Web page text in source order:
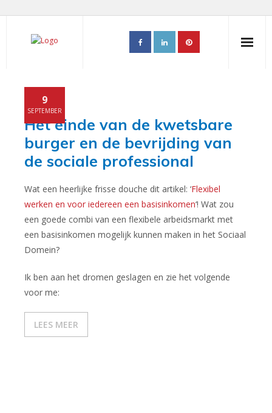
PALADIN aanpak
- PALADIN inclusive voor Gemeenten
- PALADIN executive
- PALADIN professional
- PALADIN peer power
Blog
Over Nolitha
Het einde van de kwetsbare
burger en de bevrijding van
de sociale professional
9
SEPTEMBER
Wat een heerlijke frisse douche dit artikel: ‘Flexibel
werken en voor iedereen een basisinkomen‘! Wat zou
een goede combi van een flexibele arbeidsmarkt met
een basisinkomen mogelijk kunnen maken in het Sociaal
Domein?
Ik ben aan het dromen geslagen en zie het volgende
voor me:
LEES MEER